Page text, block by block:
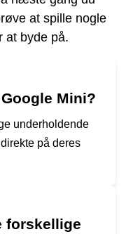
at spille nogle
at byde på.
Mini?
underholdende
på deres
forskellige